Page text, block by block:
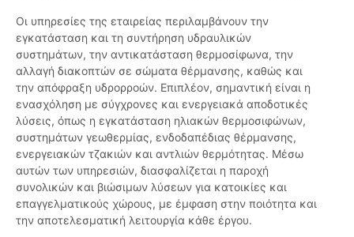
Οι υπηρεσίες της εταιρείας περιλαμβάνουν την
εγκατάσταση και τη συντήρηση υδραυλικών
συστημάτων, την αντικατάσταση θερμοσίφωνα, την
αλλαγή διακοπτών σε σώματα θέρμανσης, καθώς και
την απόφραξη υδρορροών. Επιπλέον, σημαντική είναι η
ενασχόληση με σύγχρονες και ενεργειακά αποδοτικές
λύσεις, όπως η εγκατάσταση ηλιακών θερμοσιφώνων,
συστημάτων γεωθερμίας, ενδοδαπέδιας θέρμανσης,
ενεργειακών τζακιών και αντλιών θερμότητας. Μέσω
αυτών των υπηρεσιών, διασφαλίζεται η παροχή
συνολικών και βιώσιμων λύσεων για κατοικίες και
επαγγελματικούς χώρους, με έμφαση στην ποιότητα και
την αποτελεσματική λειτουργία κάθε έργου.